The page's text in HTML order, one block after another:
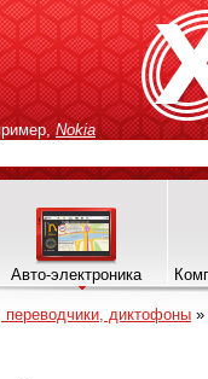
Nokia
Авто-электроника
переводчики, диктофоны »